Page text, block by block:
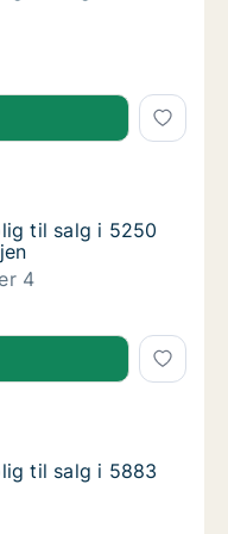
til salg i 5883 Oure,
til salg i 5250
i 5250 Odense SV,
til salg i 5250
til salg i 5250
4
til salg i 5250
til salg i 5883 Oure,
i 5883 Oure,
til salg i 5883 Oure,
til salg i 5883